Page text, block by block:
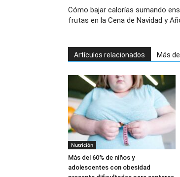
Cómo bajar calorías sumando
frutas en la Cena de Navidad y
Artículos relacionados Más
Nutrición
Más del 60% de niños y
adolescentes con obesidad